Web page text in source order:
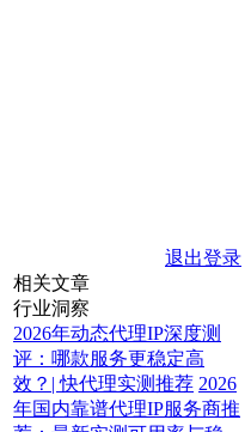
退出登录
相关文章
行业洞察
2026年动态代理IP深度测
评：哪款服务更稳定高
效？| 快代理实测推荐 2026
年国内靠谱代理IP服务商推